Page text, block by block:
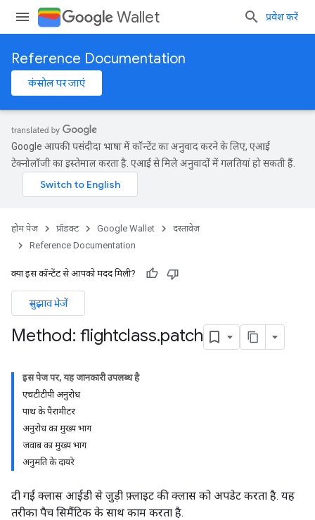
Wallet प्रवेश करें
Reference Documentation
कंसोल पर जाएं
Google आपकी पसंदीदा भाषा में कॉन्टेंट का अनुवाद करने के लिए, एआई
टेक्नोलॉजी का इस्तेमाल करता है. एआई से मिले अनुवादों में गलतियां हो सकती हैं.
होम पेज प्रॉडक्ट Google Wallet
दस्तावेज़
Reference Documentation
क्या इस कॉन्टेंट से आपको मदद मिली?
सुझाव भेजें
Method: flightclass.patch
इस पेज पर, यह जानकारी उपलब्ध है
एचटीटीपी अनुरोध
पाथ के पैरामीटर
अनुरोध का मुख्य भाग
जवाब का मुख्य भाग
अनुमति के दायरे
दी गई क्लास आईडी से जुड़ी फ़्लाइट की क्लास को अपडेट करता है. यह
तरीका पैच सिमैंटिक के साथ काम करता है.